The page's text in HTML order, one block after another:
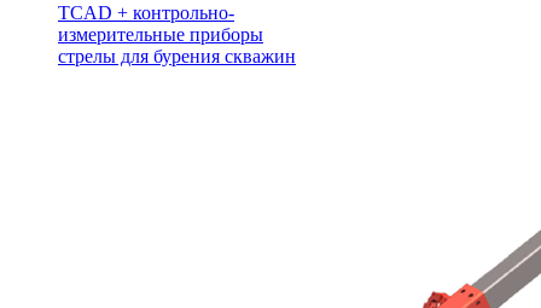
TCAD + контрольно-
измерительные приборы
стрелы для бурения скважин